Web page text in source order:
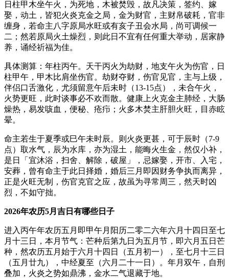
日柱甲木坐午火，为死地，木被焚毁，故凡决策，签约、嫁
娶，动土，皆犯火炎克金之局，金为财官，主财帛破耗，官非
缠身，若命主八字原局水旺或有亥子丑会水局，尚可调候一
二；然若原局火土燥烈，则此日不宜有任何重大举动，居家静
养，诵经祈福为佳。
具体测算：年柱丙午。天干丙火为劫财，地支午火为伤官，日
柱甲午，甲木比肩坐伤官。劫财夺财，伤官见官，主与上级，
伴侣口舌激化，尤须留意午后未时（13-15点），未合午火，
火势更旺，此时谈事必不欢而散。健康上火克金主肺经，大肠
燥热，易发咳血，便秘、疮疖；火多木焚主肝胆火旺，目赤眩
晕。
命主若生于夏季或巳午未时辰。则火炎更甚，可于辰时（7-9
点）取水气，辰为水库，亦为湿土，能晦火生金，然仅小补，
是日「宜沐浴，扫舍、解除，破屋」，忌嫁娶，开市、入宅，
安葬，曾有命主于此日择婚，婚后三月即因财务争执而离异，
正是火旺无制，伤官克官之应，故虽为寻常周三，然天时凶
烈，不如守拙。
2026年农历5月吉日有哪些日子
进入丙午年农历五月即甲午月阳历二零二六年六月十四日至七
月十三日，本月节气：芒种后第九日为五月节，即六月五日芒
种，然农历五月始于六月十四日（五月初一），至七月十三日
（五月廿九），中经夏至（六月二十一日）。年月双午，自刑
叠加，火炎之势如鼎沸，金水二气退藏于地。